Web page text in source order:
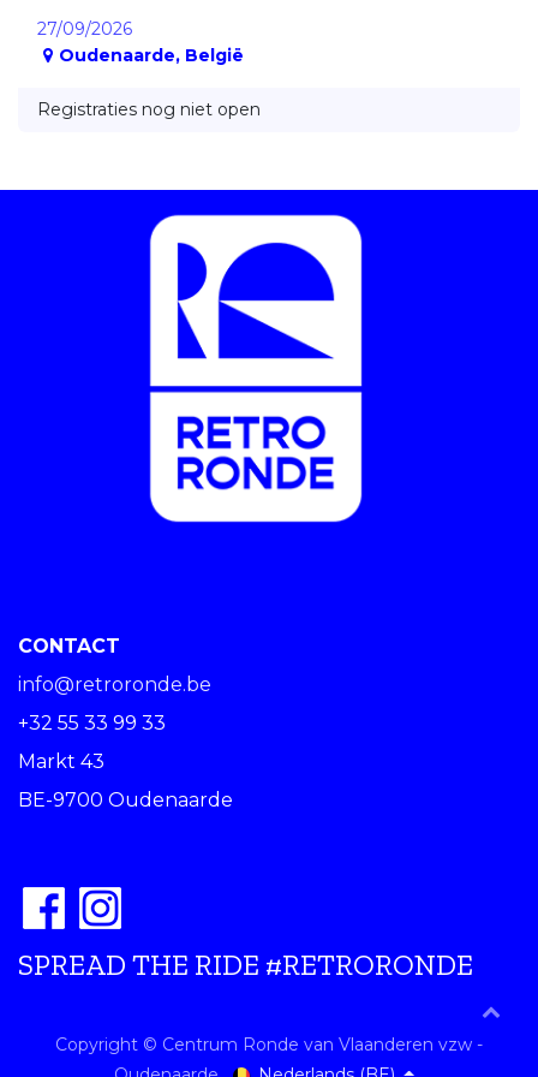
27/09/2026
Oudenaarde, België
Registraties nog niet open
CONTACT
info@retroronde.be
+32 55 33 99 33
Markt 43
BE-9700 Oudenaarde
SPREAD THE RIDE #RETRORONDE
Copyright © Centrum Ronde van Vlaanderen vzw -